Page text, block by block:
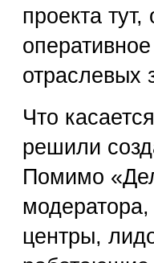
проекта
отраслевых
Что
решили
Помимо
центры,